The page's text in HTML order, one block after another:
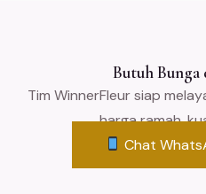
Butuh
Tim WinnerFleur siap
harga ramah,
Chat